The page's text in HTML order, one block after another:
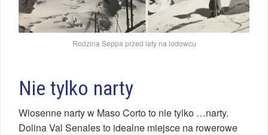
Rodzina Seppa przed laty na lodowcu
Nie tylko narty
Wiosenne narty w Maso Corto to nie tylko …narty.
Dolina Val Senales to idealne miejsce na rowerowe